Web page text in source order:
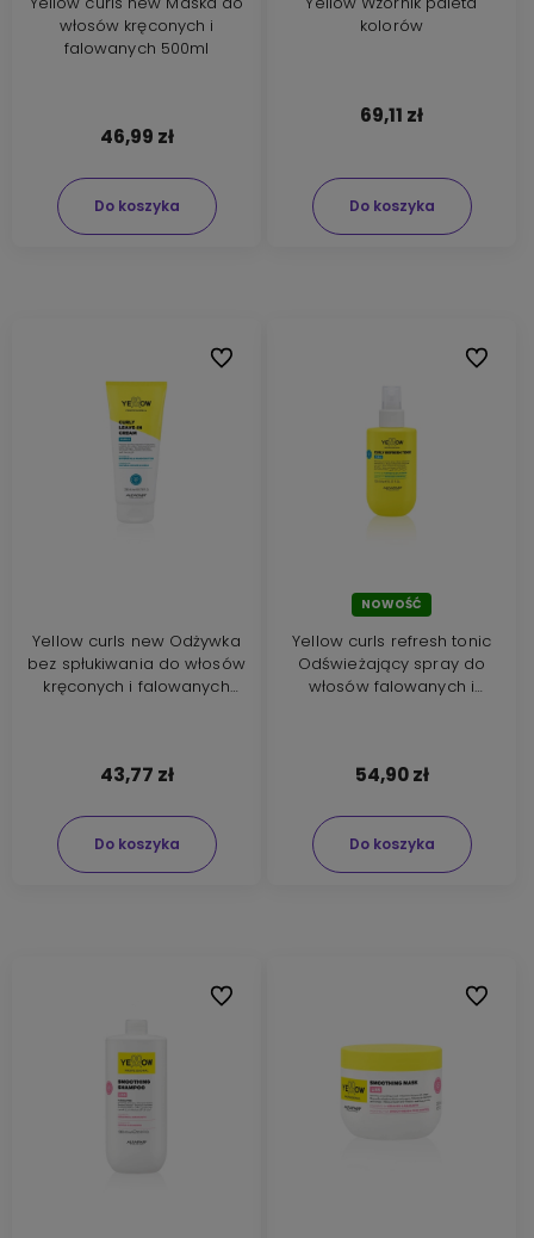
włosów kręconych i
falowanych 500ml
46,99 zł
Do koszyka
kolorów
69,11 zł
Do koszyka
Yellow curls new Odżywka
bez spłukiwania do włosów
kręconych i falowanych
43,77 zł
Do koszyka
Do ulubionych
NOWOŚĆ
Yellow curls refresh tonic
Odświeżający spray do
włosów falowanych i
54,90 zł
Do koszyka
Do
Do ulubionych Do